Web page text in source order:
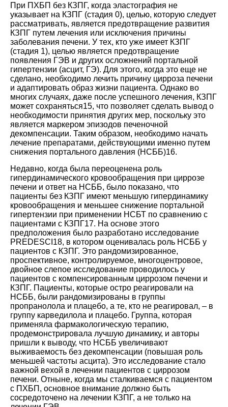
При ПХБП без КЗПГ, когда эластография не
указывает на КЗПГ (стадия 0), целью, которую следует
рассматривать, является предотвращение развития
КЗПГ путем лечения или исключения причины
заболевания печени. У тех, кто уже имеет КЗПГ
(стадия 1), целью является предотвращение
появления ГЭВ и других осложнений портальной
гипертензии (асцит, ГЭ). Для этого, когда это еще не
сделано, необходимо лечить причину цирроза печени
и адаптировать образ жизни пациента. Однако во
многих случаях, даже после успешного лечения, КЗПГ
может сохраняться15, что позволяет сделать вывод о
необходимости принятия других мер, поскольку это
является маркером эпизодов печеночной
декомпенсации. Таким образом, необходимо начать
лечение препаратами, действующими именно путем
снижения портального давления (НСББ)16.
Недавно, когда была переоценена роль
гипердинамического кровообращения при циррозе
печени и ответ на НСББ, было показано, что
пациенты без КЗПГ имеют меньшую гипердинамику
кровообращения и меньшее снижение портальной
гипертензии при применении НСБТ по сравнению с
пациентами с КЗПГ17. На основе этого
предположения было разработано исследование
PREDESCI18, в котором оценивалась роль НСББ у
пациентов с КЗПГ. Это рандомизированное,
проспективное, контролируемое, многоцентровое,
двойное слепое исследование проводилось у
пациентов с компенсированным циррозом печени и
КЗПГ. Пациенты, которые остро реагировали на
НСББ, были рандомизированы в группы
пропранолола и плацебо, а те, кто не реагировал, – в
группу карведилола и плацебо. Группа, которая
применяла фармакологическую терапию,
продемонстрировала лучшую динамику, и авторы
пришли к выводу, что НСББ увеличивают
выживаемость без декомпенсации (повышая роль
меньшей частоты асцита). Это исследование стало
важной вехой в лечении пациентов с циррозом
печени. Отныне, когда мы сталкиваемся с пациентом
с ПХБП, основное внимание должно быть
сосредоточено на лечении КЗПГ, а не только на